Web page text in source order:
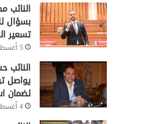
النائب
بسؤال
تسعير
5 أغسطس، 2026
يواصل
لضمان
4 أغسطس، 2026